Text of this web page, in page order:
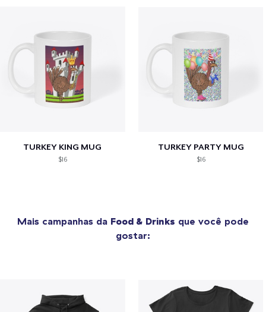
TURKEY KING MUG
$16
TURKEY PARTY MUG
$16
Mais campanhas da Food & Drinks que você pode
gostar: